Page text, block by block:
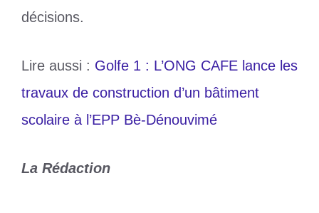
décisions.
Lire aussi : Golfe 1 : L’ONG CAFE lance les
travaux de construction d’un bâtiment
scolaire à l’EPP Bè-Dénouvimé
La Rédaction